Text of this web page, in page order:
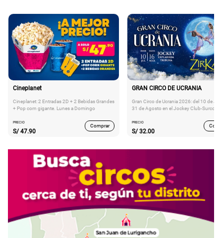
Cineplanet
Cineplanet: 2 Entradas 2D + 2 Bebidas Grandes
+ Pop corn gigante. Lunes a Domingo
PRECIO
S/ 47.90
Comprar
GRAN CIRCO DE UCRANIA
Gran Circo de Ucrania 2026: del 10 de
31 de Agosto en el Jockey Club-Surco
PRECIO
S/ 32.00